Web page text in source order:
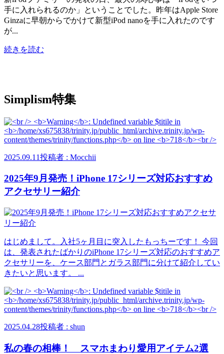
手に入れられるのか」ということでした。昨年はApple Store
Ginzaに早朝からでかけて新型iPod nanoを手に入れたのです
が...
続きを読む
Simplism特集
2025.09.11投稿者 : Mocchii
2025年9月発売！iPhone 17シリーズ対応おすすめ
アクセサリー紹介
はじめまして。入社5ヶ月目に突入したもっちーです！ 今回
は、発表されたばかりのiPhone 17シリーズ対応のおすすめア
クセサリーを、ケース部門とガラス部門に分けて紹介してい
きたいと思います。 ...
2025.04.28投稿者 : shun
私の春の相棒！ スマホまわり愛用アイテム2選